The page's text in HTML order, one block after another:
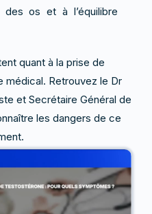
os et à l’équilibre
quant à la prise de
Retrouvez le Dr
et Secrétaire Général de
les dangers de ce